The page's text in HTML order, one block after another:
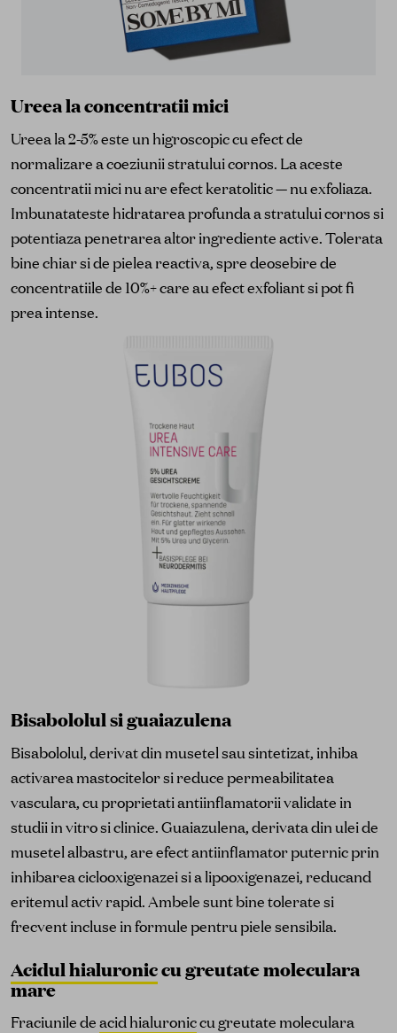
Ureea la concentratii mici
Ureea la 2-5% este un higroscopic cu efect de
normalizare a coeziunii stratului cornos. La aceste
concentratii mici nu are efect keratolitic — nu exfoliaza.
Imbunatateste hidratarea profunda a stratului cornos si
potentiaza penetrarea altor ingrediente active. Tolerata
bine chiar si de pielea reactiva, spre deosebire de
concentratiile de 10%+ care au efect exfoliant si pot fi
prea intense.
Bisabololul si guaiazulena
Bisabololul, derivat din musetel sau sintetizat, inhiba
activarea mastocitelor si reduce permeabilitatea
vasculara, cu proprietati antiinflamatorii validate in
studii in vitro si clinice. Guaiazulena, derivata din ulei de
musetel albastru, are efect antiinflamator puternic prin
inhibarea ciclooxigenazei si a lipooxigenazei, reducand
eritemul activ rapid. Ambele sunt bine tolerate si
frecvent incluse in formule pentru piele sensibila.
Acidul hialuroniccu greutate moleculara
mare
Fraciunile deacid hialuroniccu greutate moleculara